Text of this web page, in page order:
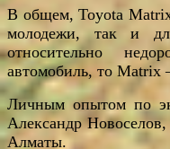
В общем, Toyota
молодежи, так и
относительно
автомобиль, то
Личным опытом по
Александр
Алматы.